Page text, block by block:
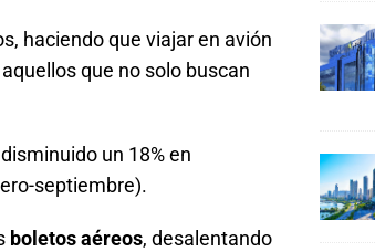
haciendo que viajar en avión
que no solo buscan
un 18% en
septiembre).
boletos aéreos, desalentando